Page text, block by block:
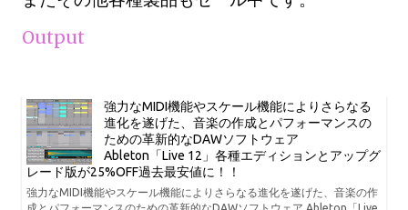
Output
強力なMIDI機能やスケール機能によりさらなる
進化を遂げた、音楽の作成とパフォーマンスの
ための革新的なDAWソフトウェア
Ableton「Live 12」各種エディションとアップグ
レード版が25%OFF過去最安値に！！
強力なMIDI機能やスケール機能によりさらなる進化を遂げた、音楽の作
成とパフォーマンスのための革新的なDAWソフトウェア Ableton「Live